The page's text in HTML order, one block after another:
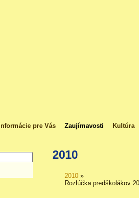
Informácie pre Vás Zaujímavosti Kultúra
2010
2010 »
Rozlúčka predškolákov